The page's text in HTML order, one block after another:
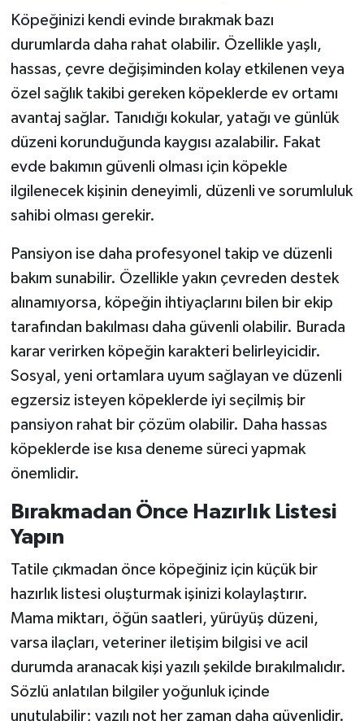
Köpeğinizi kendi evinde bırakmak bazı
durumlarda daha rahat olabilir. Özellikle yaşlı,
hassas, çevre değişiminden kolay etkilenen veya
özel sağlık takibi gereken köpeklerde ev ortamı
avantaj sağlar. Tanıdığı kokular, yatağı ve günlük
düzeni korunduğunda kaygısı azalabilir. Fakat
evde bakımın güvenli olması için köpekle
ilgilenecek kişinin deneyimli, düzenli ve sorumluluk
sahibi olması gerekir.
Pansiyon ise daha profesyonel takip ve düzenli
bakım sunabilir. Özellikle yakın çevreden destek
alınamıyorsa, köpeğin ihtiyaçlarını bilen bir ekip
tarafından bakılması daha güvenli olabilir. Burada
karar verirken köpeğin karakteri belirleyicidir.
Sosyal, yeni ortamlara uyum sağlayan ve düzenli
egzersiz isteyen köpeklerde iyi seçilmiş bir
pansiyon rahat bir çözüm olabilir. Daha hassas
köpeklerde ise kısa deneme süreci yapmak
önemlidir.
Bırakmadan Önce Hazırlık Listesi
Yapın
Tatile çıkmadan önce köpeğiniz için küçük bir
hazırlık listesi oluşturmak işinizi kolaylaştırır.
Mama miktarı, öğün saatleri, yürüyüş düzeni,
varsa ilaçları, veteriner iletişim bilgisi ve acil
durumda aranacak kişi yazılı şekilde bırakılmalıdır.
Sözlü anlatılan bilgiler yoğunluk içinde
unutulabilir; yazılı not her zaman daha güvenlidir.